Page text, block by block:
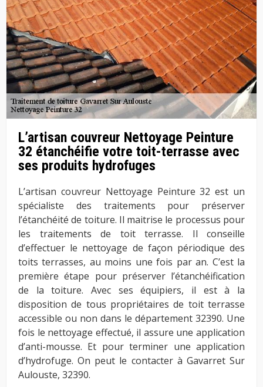
L’artisan couvreur Nettoyage Peinture
32 étanchéifie votre toit-terrasse avec
ses produits hydrofuges
L’artisan couvreur Nettoyage Peinture 32 est un
spécialiste des traitements pour préserver
l’étanchéité de toiture. Il maitrise le processus pour
les traitements de toit terrasse. Il conseille
d’effectuer le nettoyage de façon périodique des
toits terrasses, au moins une fois par an. C’est la
première étape pour préserver l’étanchéification
de la toiture. Avec ses équipiers, il est à la
disposition de tous propriétaires de toit terrasse
accessible ou non dans le département 32390. Une
fois le nettoyage effectué, il assure une application
d’anti-mousse. Et pour terminer une application
d’hydrofuge. On peut le contacter à Gavarret Sur
Aulouste, 32390.